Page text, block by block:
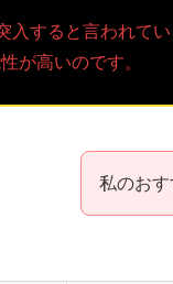
入すると言われて
が高いのです。
私のおす